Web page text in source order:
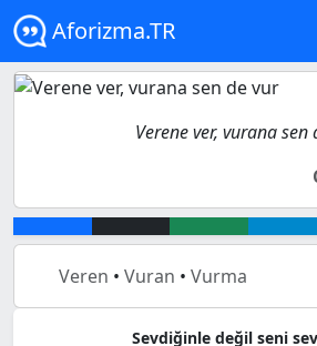
Aforizma.TR
Verene ver, vurana sen
Veren • Vuran • Vurma
Sevdiğinle değil seni